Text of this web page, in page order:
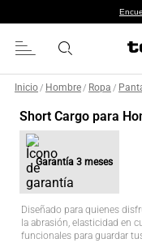
Inicio / Hombre / Ropa /
Short Cargo para
Garantía 3 meses
Diseñado para quienes
la abrasión, elasticidad en
funcionales para guardar